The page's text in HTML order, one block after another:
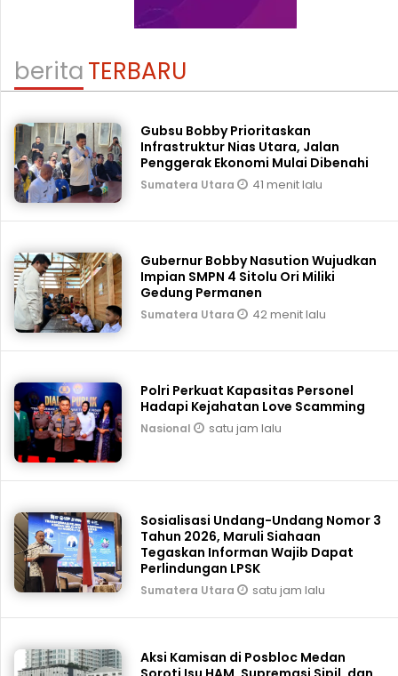
beritaTERBARU
Gubsu Bobby Prioritaskan
Infrastruktur Nias Utara, Jalan
Penggerak Ekonomi Mulai Dibenahi
Sumatera Utara 41 menit lalu
Gubernur Bobby Nasution Wujudkan
Impian SMPN 4 Sitolu Ori Miliki
Gedung Permanen
Sumatera Utara 42 menit lalu
Polri Perkuat Kapasitas Personel
Hadapi Kejahatan Love Scamming
Nasional satu jam lalu
Sosialisasi Undang-Undang Nomor 3
Tahun 2026, Maruli Siahaan
Tegaskan Informan Wajib Dapat
Perlindungan LPSK
Sumatera Utara satu jam lalu
Aksi Kamisan di Posbloc Medan